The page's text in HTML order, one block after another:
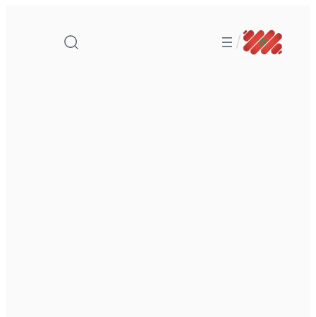
المحتوى
/